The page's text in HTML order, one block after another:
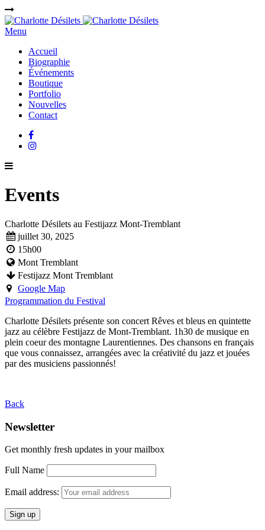
Menu
Accueil
Biographie
Événements
Boutique
Portfolio
Nouvelles
Contact
Events
Charlotte Désilets au Festijazz Mont-Tremblant
juillet 30, 2025
15h00
Mont Tremblant
Festijazz Mont Tremblant
Google Map
Programmation du Festival
Charlotte Désilets présente son concert Rêves et bleus en quintette
jazz au célèbre Festijazz de Mont-Tremblant. 1h30 de musique en
plein coeur des montagne Laurentiennes. Des chansons en français
que vous connaissez, arrangées avec la créativité du jazz et jouées
par des musiciens passionnés!
Back
Newsletter
Get monthly fresh updates in your mailbox
Full Name
Email address: